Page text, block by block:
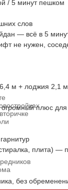
/ 5 минут пешком
слов
— всё в 5
не нужен,
м + лоджия 2,1
плюс для
плита) —
без